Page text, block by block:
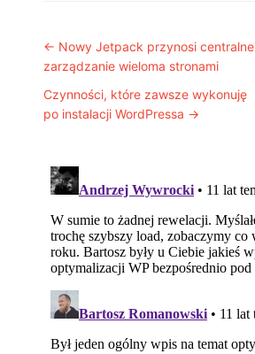
Post navigation
← Nowy Jetpack przynosi centralne
zarządzanie wieloma stronami
Czynności, które zawsze wykonuję
po instalacji WordPressa →